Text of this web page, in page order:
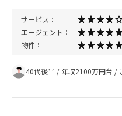
サービス：
エージェント：
物件：
40代後半 / 年収2100万円台 /